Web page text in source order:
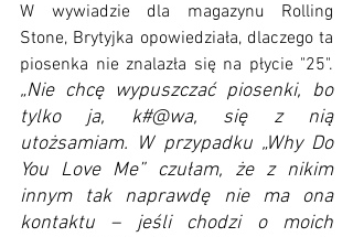
W wywiadzie dla magazynu Rolling
Stone, Brytyjka opowiedziała, dlaczego ta
piosenka nie znalazła się na płycie "25".
„Nie chcę wypuszczać piosenki, bo
tylko ja, k#@wa, się z nią
utożsamiam. W przypadku „Why Do
You Love Me” czułam, że z nikim
innym tak naprawdę nie ma ona
kontaktu – jeśli chodzi o moich